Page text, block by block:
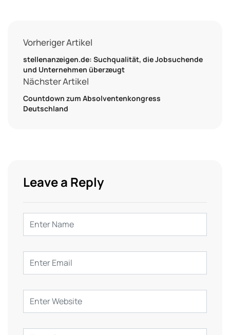
Vorheriger Artikel
stellenanzeigen.de: Suchqualität, die Jobsuchende
und Unternehmen überzeugt
Nächster Artikel
Countdown zum Absolventenkongress
Deutschland
Leave a Reply